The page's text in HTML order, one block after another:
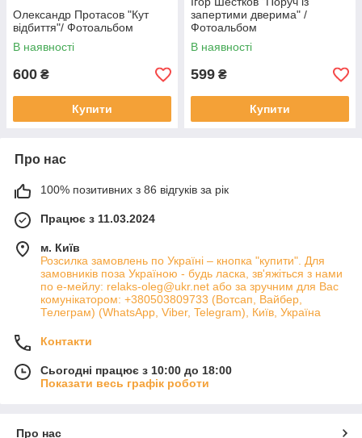
Олександр Протасов "Кут
відбиття"/ Фотоальбом
В наявності
600 ₴
Купити
запертими дверима" /
Фотоальбом
В наявності
599 ₴
Купити
Про нас
100% позитивних з 86 відгуків за рік
Працює з 11.03.2024
м. Київ
Розсилка замовлень по Україні – кнопка "купити". Для
замовників поза Україною - будь ласка, зв'яжіться з нами
по е-мейлу: relaks-oleg@ukr.net або за зручним для Вас
комунікатором: +380503809733 (Вотсап, Вайбер,
Телеграм) (WhatsApp, Viber, Telegram), Київ, Україна
Контакти
Сьогодні працює з 10:00 до 18:00
Показати весь графік роботи
Про нас